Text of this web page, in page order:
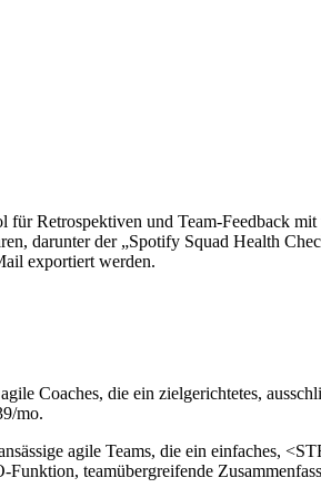
Retrospektiven und Team-Feedback
darunter der „Spotify Squad Health
exportiert werden.
Coaches, die ein zielgerichtetes,
mo.
agile Teams, die ein einfaches,
teamübergreifende